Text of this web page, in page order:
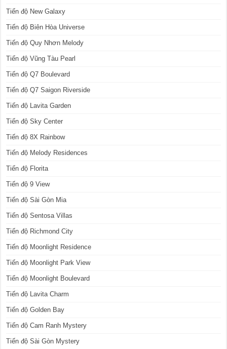
Tiến độ New Galaxy
Tiến độ Biên Hòa Universe
Tiến độ Quy Nhơn Melody
Tiến độ Vũng Tàu Pearl
Tiến độ Q7 Boulevard
Tiến độ Q7 Saigon Riverside
Tiến độ Lavita Garden
Tiến độ Sky Center
Tiến độ 8X Rainbow
Tiến độ Melody Residences
Tiến độ Florita
Tiến độ 9 View
Tiến độ Sài Gòn Mia
Tiến độ Sentosa Villas
Tiến độ Richmond City
Tiến độ Moonlight Residence
Tiến độ Moonlight Park View
Tiến độ Moonlight Boulevard
Tiến độ Lavita Charm
Tiến độ Golden Bay
Tiến độ Cam Ranh Mystery
Tiến độ Sài Gòn Mystery